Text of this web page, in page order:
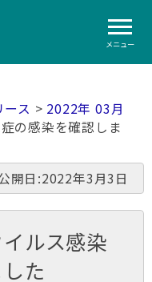
メニュー
ス > 2022年 03月
の感染を確認しま
開日:2022年3月3日
ルス感染
た